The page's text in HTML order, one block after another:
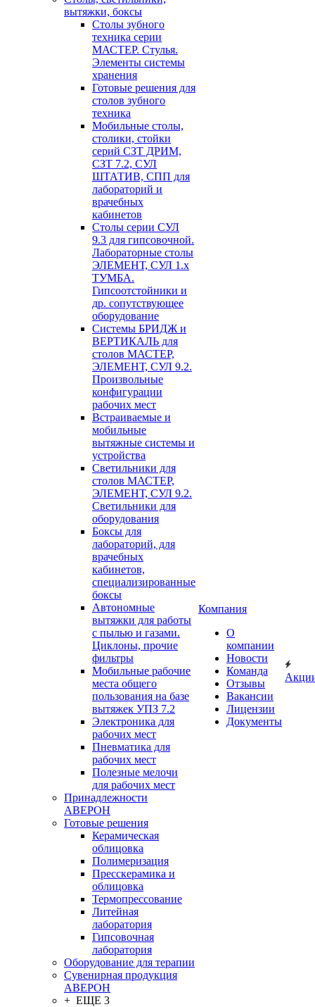
вытяжки, боксы
Столы зубного
техника серии
МАСТЕР. Стулья.
Элементы системы
хранения
Готовые решения для
столов зубного
техника
Мобильные столы,
столики, стойки
серий СЗТ ДРИМ,
СЗТ 7.2, СУЛ
ШТАТИВ, СПП для
лабораторий и
врачебных
кабинетов
Столы серии СУЛ
9.3 для гипсовочной.
Лабораторные столы
ЭЛЕМЕНТ, СУЛ 1.х
ТУМБА.
Гипсоотстойники и
др. сопутствующее
оборудование
Системы БРИДЖ и
ВЕРТИКАЛЬ для
столов МАСТЕР,
ЭЛЕМЕНТ, СУЛ 9.2.
Произвольные
конфигурации
рабочих мест
Встраиваемые и
мобильные
вытяжные системы и
устройства
Светильники для
столов МАСТЕР,
ЭЛЕМЕНТ, СУЛ 9.2.
Светильники для
оборудования
Боксы для
лабораторий, для
врачебных
кабинетов,
специализированные
боксы
Автономные
вытяжки для работы
с пылью и газами.
Циклоны, прочие
фильтры
Мобильные рабочие
места общего
пользования на базе
вытяжек УПЗ 7.2
Электроника для
рабочих мест
Пневматика для
рабочих мест
Полезные мелочи
для рабочих мест
Принадлежности
АВЕРОН
Готовые решения
Керамическая
облицовка
Полимеризация
Пресскерамика и
облицовка
Термопрессование
Литейная
лаборатория
Гипсовочная
лаборатория
Оборудование для терапии
Сувенирная продукция
АВЕРОН
+ ЕЩЕ 3
Компания
О
компании
Новости
Команда
Отзывы
Вакансии
Лицензии
Документы